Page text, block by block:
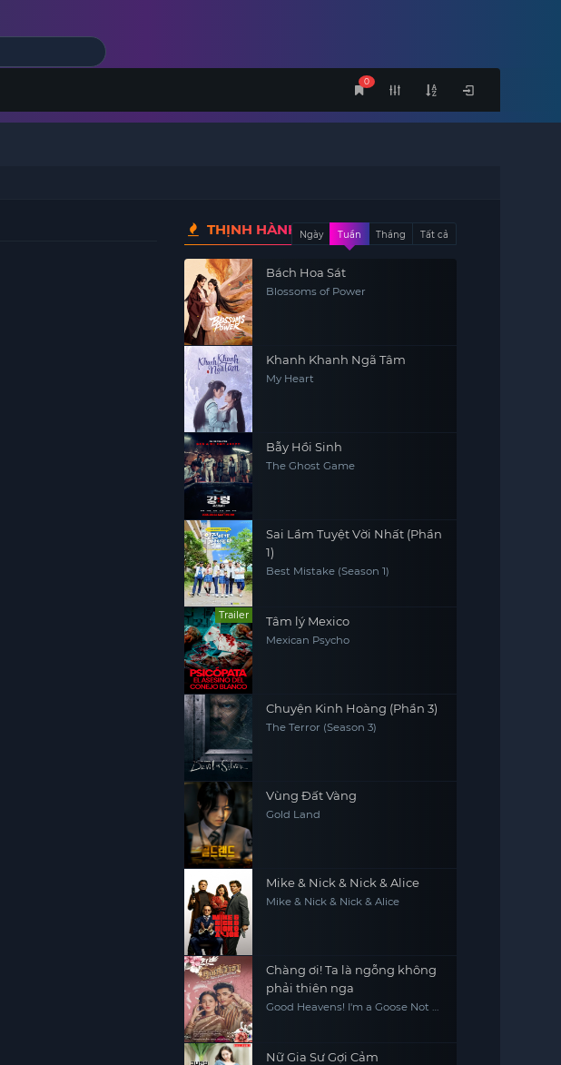
0
THỊNH HÀNHNgày Tuần Tháng Tất cả
Bách Hoa Sát
Blossoms of Power
Khanh Khanh Ngã Tâm
My Heart
Bẫy Hồi Sinh
The Ghost Game
Sai Lầm Tuyệt Vời Nhất (Phần
1)
Best Mistake (Season 1)
Trailer Tâm lý Mexico
Mexican Psycho
Chuyện Kinh Hoàng (Phần 3)
The Terror (Season 3)
Vùng Đất Vàng
Gold Land
Mike & Nick & Nick & Alice
Mike & Nick & Nick & Alice
Chàng ơi! Ta là ngỗng không
phải thiên nga
Good Heavens! I'm a Goose Not a
Nữ Gia Sư Gợi Cảm